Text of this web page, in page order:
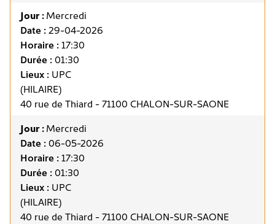
Jour :Mercredi
Date :29-04-2026
Horaire :17:30
Durée :01:30
Lieux : UPC
(HILAIRE)
40 rue de Thiard - 71100 CHALON-SUR-SAONE
Jour :Mercredi
Date :06-05-2026
Horaire :17:30
Durée :01:30
Lieux : UPC
(HILAIRE)
40 rue de Thiard - 71100 CHALON-SUR-SAONE